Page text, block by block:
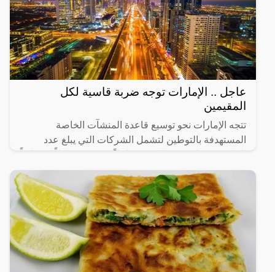
عاجل .. الإمارات توجه ضربة قاسية لكل
المقيمين
تتجه الإمارات نحو توسيع قاعدة المنشآت الخاصة
المستهدفة بالتوطين لتشمل الشركات التي يبلغ عدد
رئيساً تم